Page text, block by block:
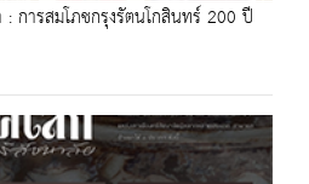
: การสมโภชกรุงรัตนโกสินทร์ 200 ปี